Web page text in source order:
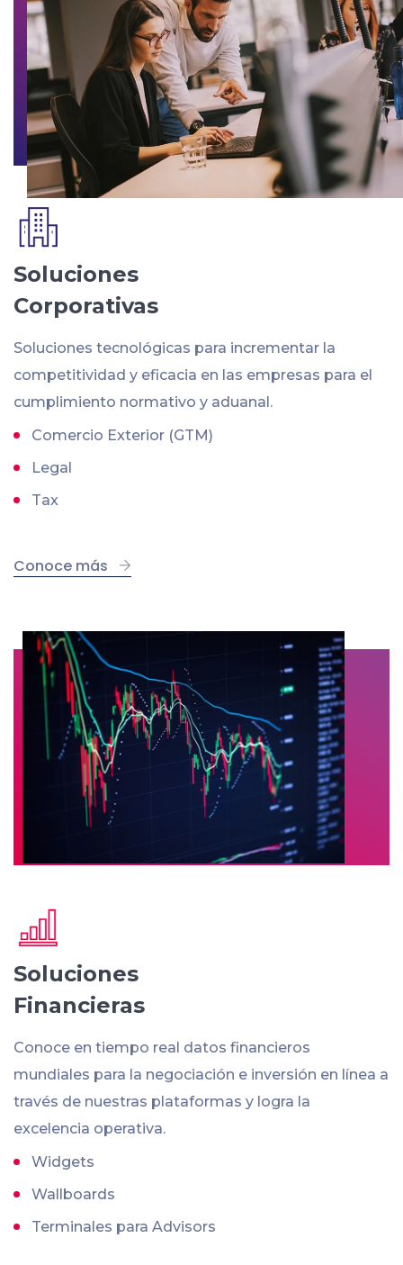
Soluciones
Corporativas
Soluciones tecnológicas para incrementar la
competitividad y eficacia en las empresas para el
cumplimiento normativo y aduanal.
Comercio Exterior (GTM)
Legal
Tax
Conoce más
Soluciones
Financieras
Conoce en tiempo real datos financieros
mundiales para la negociación e inversión en línea a
través de nuestras plataformas y logra la
excelencia operativa.
Widgets
Wallboards
Terminales para Advisors